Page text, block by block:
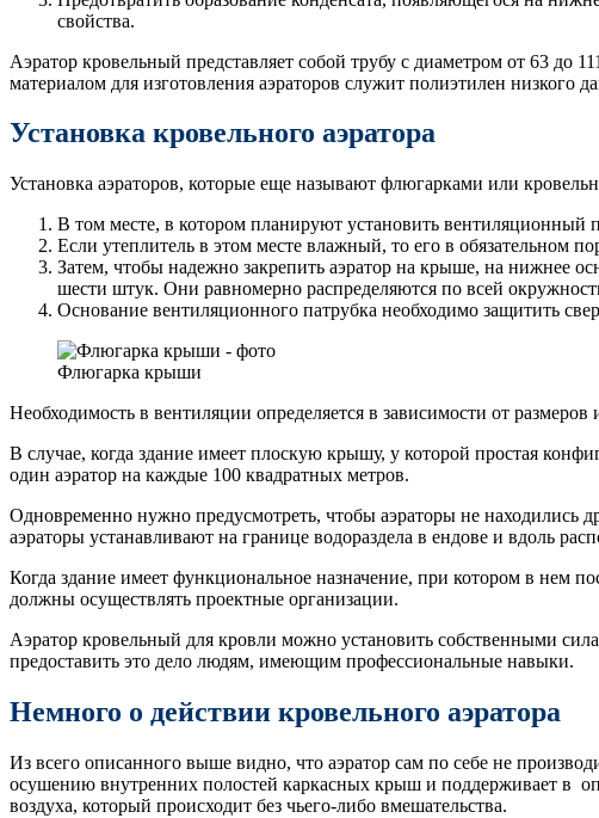
свойства.
Аэратор кровельный представляет собой трубу с диаметром от 63 до
материалом для изготовления аэраторов служит полиэтилен низкого
Установка кровельного аэратора
Установка аэраторов, которые еще называют флюгарками или
В том месте, в котором планируют установить вентиляционный
Если утеплитель в этом месте влажный, то его в обязательном
Затем, чтобы надежно закрепить аэратор на крыше, на нижнее
шести штук. Они равномерно распределяются по всей
Основание вентиляционного патрубка необходимо защитить
Флюгарка крыши
Необходимость в вентиляции определяется в зависимости от
В случае, когда здание имеет плоскую крышу, у которой простая
один аэратор на каждые 100 квадратных метров.
Одновременно нужно предусмотреть, чтобы аэраторы не находились
аэраторы устанавливают на границе водораздела в ендове и вдоль
Когда здание имеет функциональное назначение, при котором в нем
должны осуществлять проектные организации.
Аэратор кровельный для кровли можно установить собственными
предоставить это дело людям, имеющим профессиональные навыки.
Немного о действии кровельного аэратора
Из всего описанного выше видно, что аэратор сам по себе не
осушению внутренних полостей каркасных крыш и поддерживает в
воздуха, который происходит без чьего-либо вмешательства.